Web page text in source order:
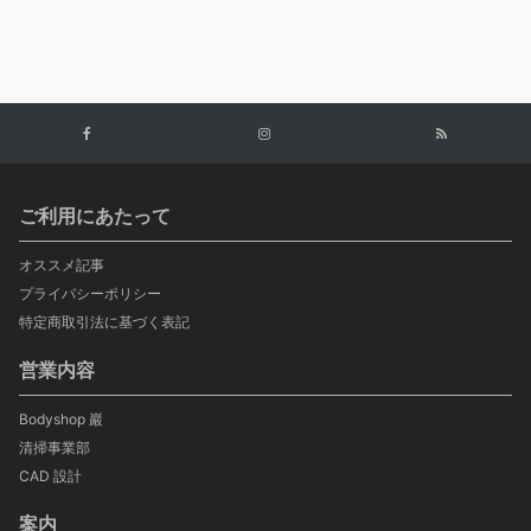
ご利用にあたって
オススメ記事
プライバシーポリシー
特定商取引法に基づく表記
営業内容
Bodyshop 巖
清掃事業部
CAD 設計
案内